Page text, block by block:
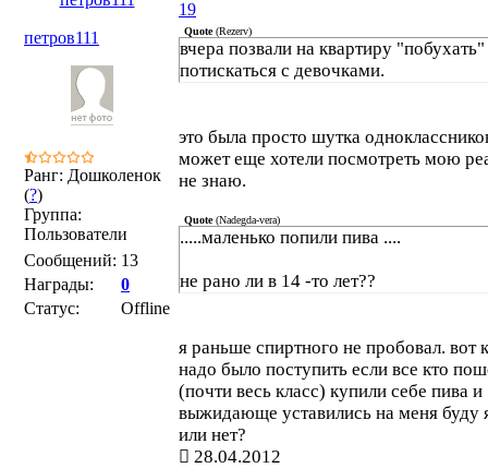
19
петров111
Ранг: Дошколенок
(?)
Группа:
Пользователи
Сообщений: 13
Награды:
0
Статус:
Offline
Quote(Rezerv)
вчера позвали на квартиру
потискаться с девочками.
это была просто шутка
может еще хотели посмотреть мою
не знаю.
Quote(Nadegda-vera)
.....маленько попили пива ....
не рано ли в 14 -то лет??
я раньше спиртного не пробовал. вот
надо было поступить если все кто
(почти весь класс) купили себе пива и
выжидающе уставились на меня буду
или нет?
28.04.2012